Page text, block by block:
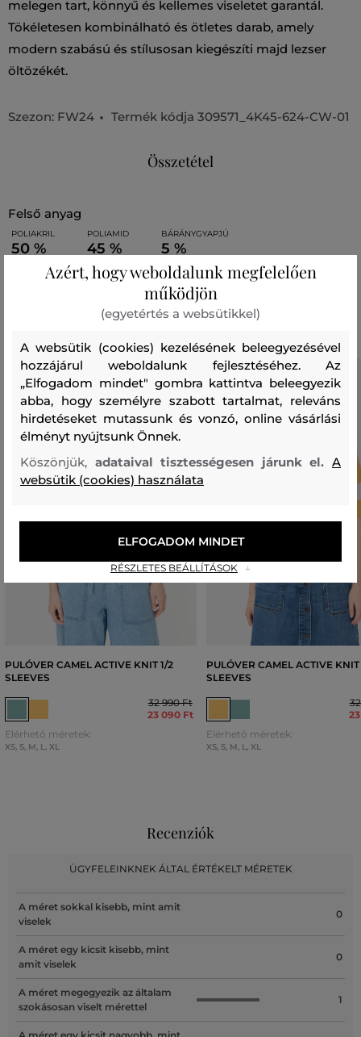
melegen tart, könnyű és kellemes viseletet garantál.
Tökéletesen kombinálható és ötletes darab, amely
modern szabású és stílusosan kiegészíti majd lezser
öltözékét.
Szezon: FW24 Termék kódja 309571_4K45-624-CW-01
Összetétel
felső anyag
POLIAKRIL
50 %
POLIAMID
45 %
BÁRÁNYGYAPJÚ
5 %
Ajánlott termékek
PULÓVER CAMEL ACTIVE KNIT 1/2
SLEEVES
32 990 Ft
23 090 Ft
Elérhető méretek:
XS, S, M, L, XL
PULÓVER CAMEL ACTIVE KNIT
SLEEVES
Elérhető méretek:
XS, S, M, L, XL
Recenziók
ÜGYFELEINKNEK ÁLTAL ÉRTÉKELT MÉRETEK
A méret sokkal kisebb, mint amit
viselek
0
A méret egy kicsit kisebb, mint
amit viselek
0
A méret megegyezik az általam
szokásosan viselt mérettel
1
Azért, hogy weboldalunk megfelelően
működjön
(egyetértés a websütikkel)
A websütik (cookies) kezelésének beleegyezésével
hozzájárul weboldalunk fejlesztéséhez. Az
„Elfogadom mindet" gombra kattintva beleegyezik
abba, hogy személyre szabott tartalmat, releváns
hirdetéseket mutassunk és vonzó, online vásárlási
élményt nyújtsunk Önnek.
Köszönjük, adataival tisztességesen járunk el.A
websütik (cookies) használata
RÉSZLETES BEÁLLÍTÁSOK
ELFOGADOM MINDET